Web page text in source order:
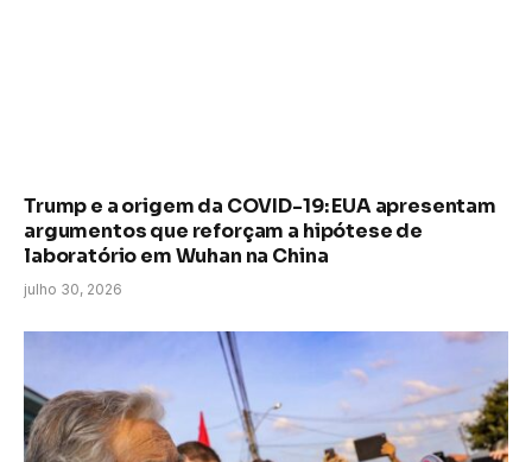
Trump e a origem da COVID-19: EUA apresentam
argumentos que reforçam a hipótese de
laboratório em Wuhan na China
julho 30, 2026